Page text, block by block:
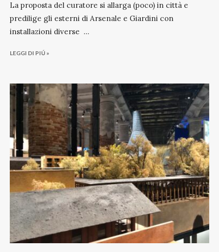
La proposta del curatore si allarga (poco) in città e
predilige gli esterni di Arsenale e Giardini con
installazioni diverse ...
LEGGI DI PIÚ »